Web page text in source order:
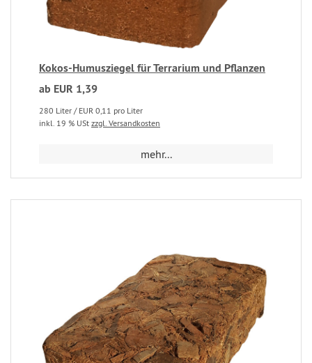
Kokos-Humusziegel für Terrarium und Pflanzen
ab EUR 1,39
280 Liter / EUR 0,11 pro Liter
inkl. 19 % USt zzgl. Versandkosten
mehr...